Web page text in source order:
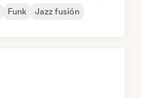
Funk Jazz fusión